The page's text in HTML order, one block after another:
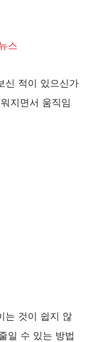
스
신 적이 있으신가
지면서 움직임
는 것이 쉽지 않
일 수 있는 방법